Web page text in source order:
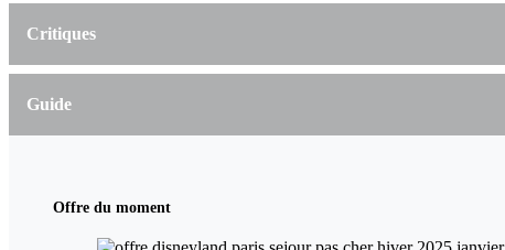
Critiques
Guide
Offre du moment